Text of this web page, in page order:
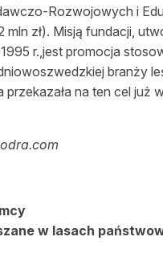
Rozwojowych i
mln zł). Misją fundacji,
r.,jest promocja
branży
przekazała na ten cel już
w lasach